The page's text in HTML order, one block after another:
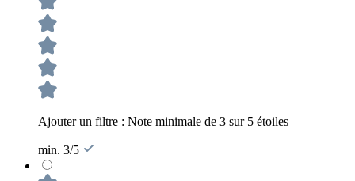
Ajouter un filtre : Note minimale de 3 sur 5 étoiles
min. 3/5